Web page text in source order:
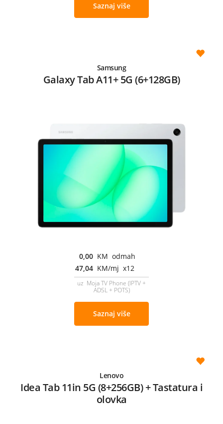
Saznaj više
Samsung
Galaxy Tab A11+ 5G (6+128GB)
0,00 KM odmah
47,04 KM/mj x12
uz Moja TV Phone (IPTV +
ADSL + POTS)
Saznaj više
Lenovo
Idea Tab 11in 5G (8+256GB) + Tastatura i
olovka